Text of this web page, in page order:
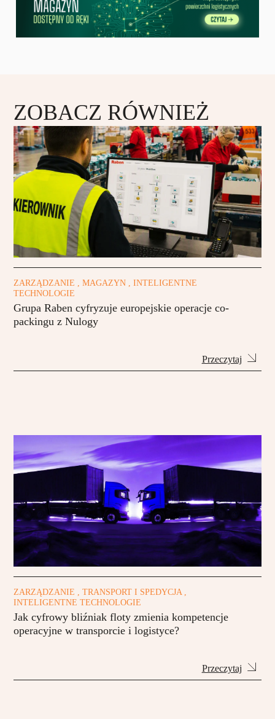
ZOBACZ RÓWNIEŻ
ZARZĄDZANIE , MAGAZYN , INTELIGENTNE
TECHNOLOGIE
Grupa Raben cyfryzuje europejskie operacje co-
packingu z Nulogy
Przeczytaj
ZARZĄDZANIE , TRANSPORT I SPEDYCJA ,
INTELIGENTNE TECHNOLOGIE
Jak cyfrowy bliźniak floty zmienia kompetencje
operacyjne w transporcie i logistyce?
Przeczytaj